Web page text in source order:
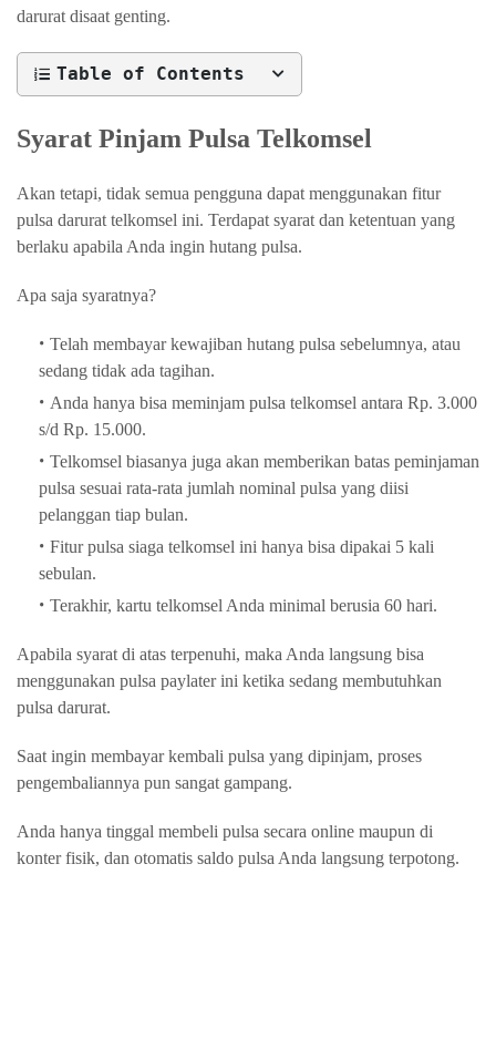
darurat disaat genting.
Table of Contents
Syarat Pinjam Pulsa Telkomsel
Akan tetapi, tidak semua pengguna dapat menggunakan fitur
pulsa darurat telkomsel ini. Terdapat syarat dan ketentuan yang
berlaku apabila Anda ingin hutang pulsa.
Apa saja syaratnya?
Telah membayar kewajiban hutang pulsa sebelumnya, atau
sedang tidak ada tagihan.
Anda hanya bisa meminjam pulsa telkomsel antara Rp. 3.000
s/d Rp. 15.000.
Telkomsel biasanya juga akan memberikan batas peminjaman
pulsa sesuai rata-rata jumlah nominal pulsa yang diisi
pelanggan tiap bulan.
Fitur pulsa siaga telkomsel ini hanya bisa dipakai 5 kali
sebulan.
Terakhir, kartu telkomsel Anda minimal berusia 60 hari.
Apabila syarat di atas terpenuhi, maka Anda langsung bisa
menggunakan pulsa paylater ini ketika sedang membutuhkan
pulsa darurat.
Saat ingin membayar kembali pulsa yang dipinjam, proses
pengembaliannya pun sangat gampang.
Anda hanya tinggal membeli pulsa secara online maupun di
konter fisik, dan otomatis saldo pulsa Anda langsung terpotong.